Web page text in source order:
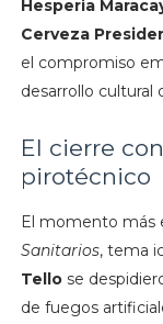
Hesperia
Cerveza
el compromiso
desarrollo cultural
El cierre
pirotécnico
El momento más
Sanitarios, tema
Tellose
de fuegos